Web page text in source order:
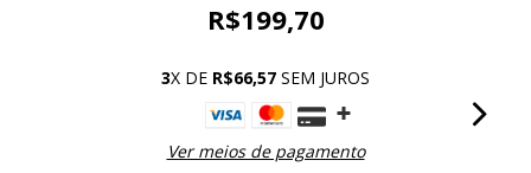
R$199,70
3X DE R$66,57 SEM JUROS
Ver meios de pagamento